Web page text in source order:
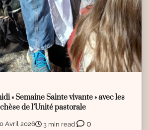
« Semaine Sainte vivante » avec les
de l’Unité pastorale
Avril 2026 3 min read 0